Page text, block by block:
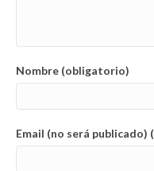
Nombre (obligatorio)
Email (no será